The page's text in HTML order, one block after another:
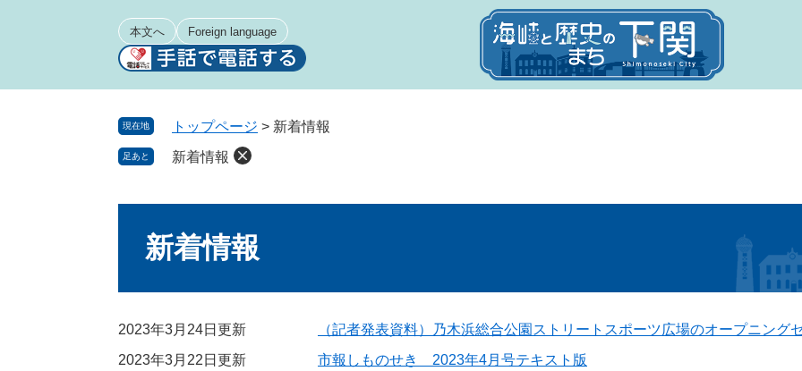
本文へ Foreign language
現在地 トップページ > 新着情報
足あと 新着情報
新着情報
2023年3月24日更新
（記者発表資料）乃木浜総合公園ストリートスポーツ広場のオープニング
2023年3月22日更新
市報しものせき 2023年4月号テキスト版